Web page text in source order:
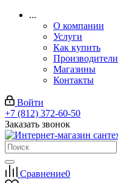
...
О компании
Услуги
Как купить
Производители
Магазины
Контакты
Войти
+7 (812) 372-60-50
Заказать звонок
Сравнение0